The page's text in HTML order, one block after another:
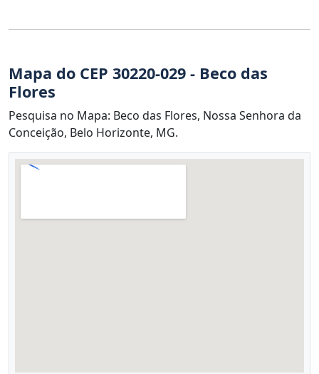
Mapa do CEP 30220-029 - Beco das
Flores
Pesquisa no Mapa: Beco das Flores, Nossa Senhora da
Conceição, Belo Horizonte, MG.